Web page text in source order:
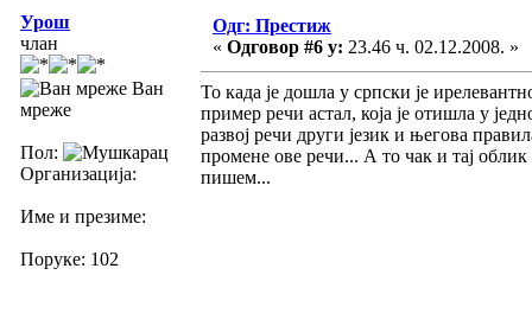
Урош
члан
Ван
мреже
Пол:
Организација:
Име и презиме:
Поруке: 102
Одг: Престиж
« Одговор #6 у: 23.46 ч. 02.12.2008. »
To када је дошла у српски је
пример речи астал, која је отишла у
развој речи други језик и његова
промене ове речи... А то чак и тај
пишем...